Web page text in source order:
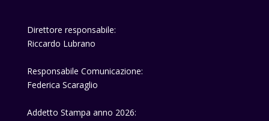
Direttore responsabile:
Riccardo Lubrano
Responsabile Comunicazione:
Federica Scaraglio
Addetto Stampa anno 2026: